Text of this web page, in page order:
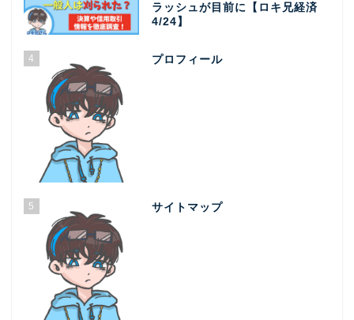
ラッシュが目前に【ロキ兄経済
4/24】
4 プロフィール
5 サイトマップ